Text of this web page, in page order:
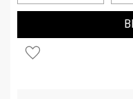
Lägg till i favoriter